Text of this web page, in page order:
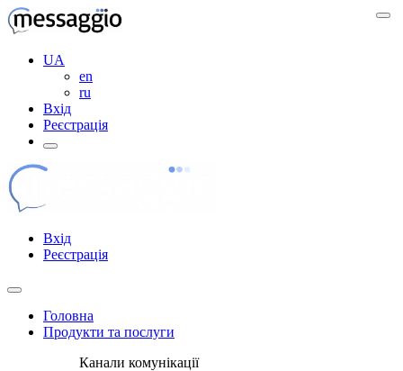
UA
en
ru
Вхід
Реєстрація
Вхід
Реєстрація
Головна
Продукти та послуги
Канали комунікації